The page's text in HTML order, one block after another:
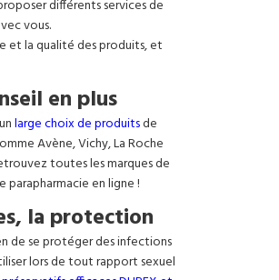
différents services de
vous.
et la qualité des produits, et
en plus
large choix de produitsde
Avène, Vichy, La Roche
toutes les marques de
parapharmacie en ligne !
la protection
de se protéger des infections
lors de tout rapport sexuel